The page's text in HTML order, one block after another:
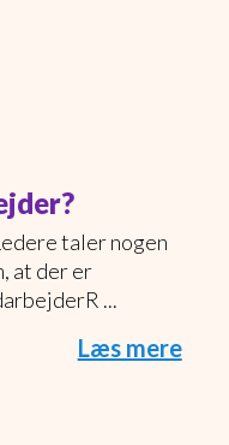
taler nogen
at der er
...
Læs mere